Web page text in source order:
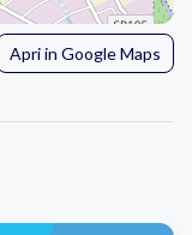
Apri in Google Maps